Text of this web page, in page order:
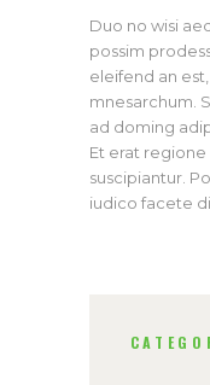
Duo no wisi
possim
eleifend an
mnesarchum.
ad doming
Et erat
suscipiantur.
iudico facete